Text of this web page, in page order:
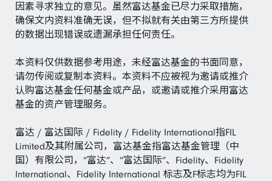
因素寻求独立的意见。虽然富达基金已尽力采取措施，
确保文内资料准确无误，但不拟就有关由第三方所提供
的数据出现错误或遗漏承担任何责任。
本资料仅供数据参考用途，未经富达基金的书面同意，
请勿传阅或复制本资料。本资料不应被视为邀请或推介
认购富达基金任何基金或产品，或邀请或推介采用富达
基金的资产管理服务。
富达 / 富达国际 / Fidelity / Fidelity International指FIL
Limited及其附属公司，富达基金指富达基金管理（中
国）有限公司，“富达”、“富达国际”、Fidelity、Fidelity
International、Fidelity International 标志及F标志均为FIL